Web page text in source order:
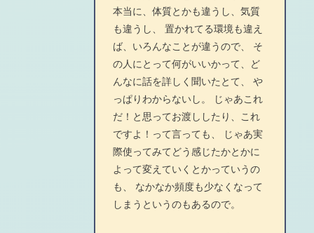
本当に、体質とかも違うし、気質
も違うし、 置かれてる環境も違え
ば、いろんなことが違うので、 そ
の人にとって何がいいかって、ど
んなに話を詳しく聞いたとて、 や
っぱりわからないし。 じゃあこれ
だ！と思ってお渡ししたり、これ
ですよ！って言っても、 じゃあ実
際使ってみてどう感じたかとかに
よって変えていくとかっていうの
も、 なかなか頻度も少なくなって
しまうというのもあるので。